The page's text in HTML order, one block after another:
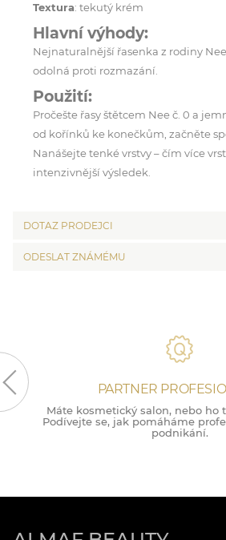
Textura: tekutý krém
Hlavní výhody:
Nejnaturalnější řasenka z rodiny
odolná proti rozmazání.
Použití:
Pročešte řasy štětcem Nee č. 0 a
od kořínků ke konečkům, začněte
Nanášejte tenké vrstvy – čím více
intenzivnější výsledek.
DOTAZ PRODEJCI
ODESLAT ZNÁMÉMU
PARTNER
Máte kosmetický salon, nebo ho
Podívejte se, jak pomáháme
podnikání.